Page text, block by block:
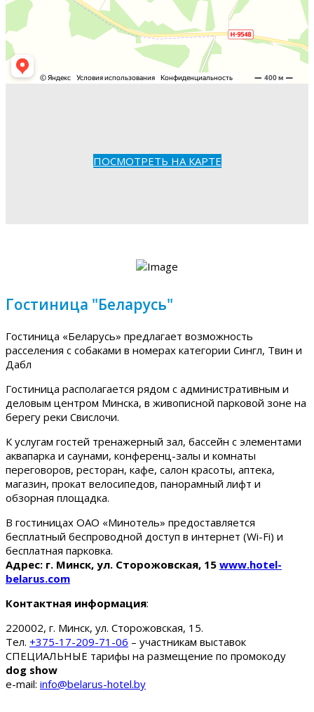
ПОСМОТРЕТЬ НА КАРТЕ
Гостиница "Беларусь"
Гостиница «Беларусь» предлагает возможность
расселения с собаками в номерах категории Сингл, Твин и
Дабл
Гостиница располагается рядом с административным и
деловым центром Минска, в живописной парковой зоне на
берегу реки Свислочи.
К услугам гостей тренажерный зал, бассейн с элементами
аквапарка и саунами, конференц-залы и комнаты
переговоров, ресторан, кафе, салон красоты, аптека,
магазин, прокат велосипедов, панорамный лифт и
обзорная площадка.
В гостиницах ОАО «Минотель» предоставляется
бесплатный беспроводной доступ в интернет (Wi-Fi) и
бесплатная парковка.
Адрес: г. Минск, ул. Сторожовская, 15 www.hotel-
belarus.com
Контактная информация:
220002, г. Минск, ул. Сторожовская, 15.
Тел. +375-17-209-71-06 – участникам выставок
СПЕЦИАЛЬНЫЕ тарифы на размещение по промокоду
dog show
e-mail: info@belarus-hotel.by